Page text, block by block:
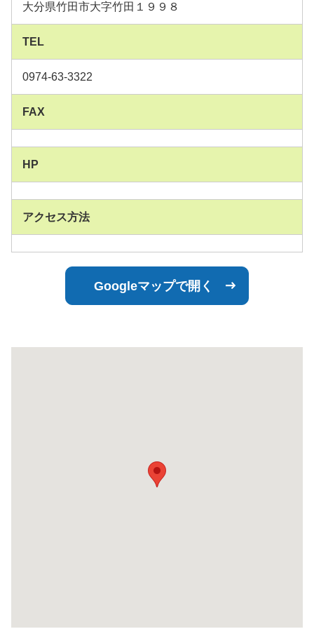
大分県竹田市大字竹田１９９８
TEL
0974-63-3322
FAX
HP
アクセス方法
Googleマップで開く